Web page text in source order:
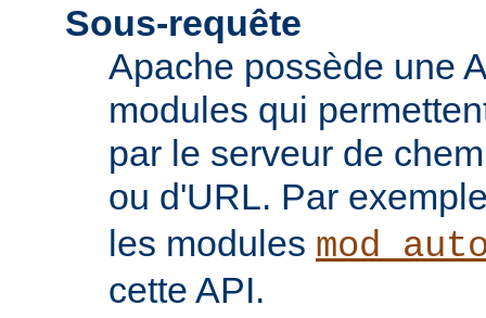
Sous-requête
Apache possède une
modules qui
par le serveur de
ou d'URL. Par
les modules
cette API.